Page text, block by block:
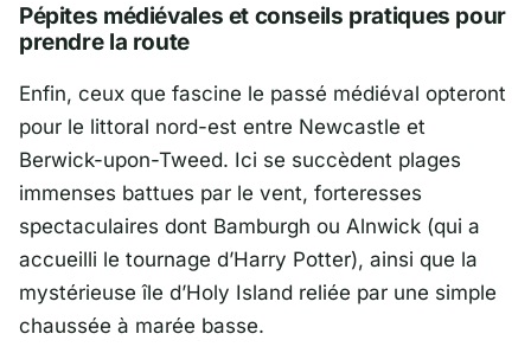
Pépites médiévales et conseils pratiques pour
prendre la route
Enfin, ceux que fascine le passé médiéval opteront
pour le littoral nord-est entre Newcastle et
Berwick-upon-Tweed. Ici se succèdent plages
immenses battues par le vent, forteresses
spectaculaires dont Bamburgh ou Alnwick (qui a
accueilli le tournage d’Harry Potter), ainsi que la
mystérieuse île d’Holy Island reliée par une simple
chaussée à marée basse.